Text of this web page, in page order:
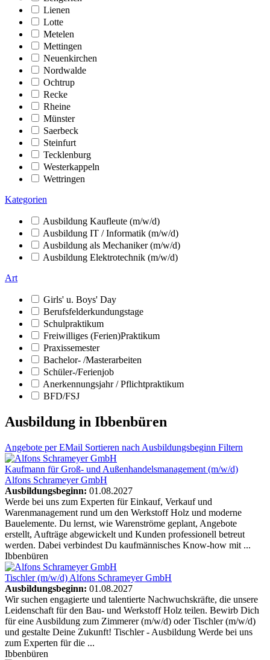
Lienen
Lotte
Metelen
Mettingen
Neuenkirchen
Nordwalde
Ochtrup
Recke
Rheine
Münster
Saerbeck
Steinfurt
Tecklenburg
Westerkappeln
Wettringen
Kategorien
Ausbildung Kaufleute (m/w/d)
Ausbildung IT / Informatik (m/w/d)
Ausbildung als Mechaniker (m/w/d)
Ausbildung Elektrotechnik (m/w/d)
Art
Girls' u. Boys' Day
Berufsfelderkundungstage
Schulpraktikum
Freiwilliges (Ferien)Praktikum
Praxissemester
Bachelor- /Masterarbeiten
Schüler-/Ferienjob
Anerkennungsjahr / Pflichtpraktikum
BFD/FSJ
Ausbildung in Ibbenbüren
Angebote per EMail Sortieren nach Ausbildungsbeginn Filtern
Kaufmann für Groß- und Außenhandelsmanagement (m/w/d)
Alfons Schrameyer GmbH
Ausbildungsbeginn: 01.08.2027
Werde bei uns zum Experten für Einkauf, Verkauf und
Warenmanagement rund um den Werkstoff Holz und moderne
Bauelemente. Du lernst, wie Warenströme geplant, Angebote
erstellt, Aufträge abgewickelt und Kunden professionell betreut
werden. Dabei verbindest Du kaufmännisches Know-how mit ...
Ibbenbüren
Tischler (m/w/d) Alfons Schrameyer GmbH
Ausbildungsbeginn: 01.08.2027
Wir suchen engagierte und talentierte Nachwuchskräfte, die unsere
Leidenschaft für den Bau- und Werkstoff Holz teilen. Bewirb Dich
für eine Ausbildung zum Zimmerer (m/w/d) oder Tischler (m/w/d)
und gestalte Deine Zukunft! Tischler - Ausbildung Werde bei uns
zum Experten für die ...
Ibbenbüren